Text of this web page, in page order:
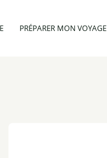
PRÉPARER MON VOYAGE